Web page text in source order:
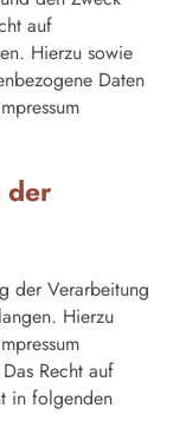
auf
Hierzu sowie
Daten
der
der Verarbeitung
Hierzu
Recht auf
in folgenden